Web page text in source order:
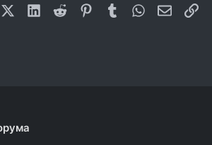
X (Twitter)
LinkedIn
Reddit Pinterest
Tumblr WhatsApp